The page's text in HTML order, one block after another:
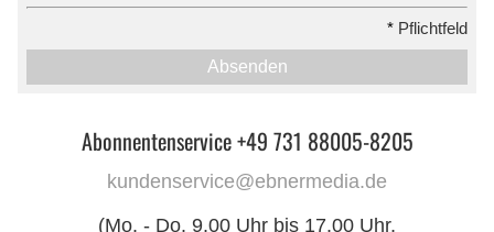
* Pflichtfeld
Absenden
Abonnentenservice +49 731 88005-8205
kundenservice@ebnermedia.de
(Mo. - Do. 9.00 Uhr bis 17.00 Uhr,